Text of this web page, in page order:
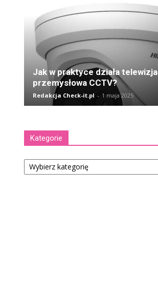
Jak w praktyce działa telewizja
przemysłowa CCTV?
Redakcja Check-it.pl - 1 maja 2025
Kategorie
Kategorie